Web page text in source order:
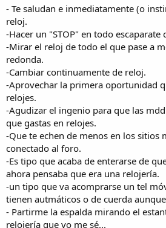
- Te saludan e inmediatamente (o
reloj.
-Hacer un "STOP" en todo escaparate
-Mirar el reloj de todo el que pase a
redonda.
-Cambiar continuamente de reloj.
-Aprovechar la primera oportunidad
relojes.
-Agudizar el ingenio para que las
que gastas en relojes.
-Que te echen de menos en los sitios
conectado al foro.
-Es tipo que acaba de enterarse de
ahora pensaba que era una relojería.
-un tipo que va acomprarse un tel
tienen autmáticos o de cuerda
- Partirme la espalda mirando el
relojería que yo me sé...